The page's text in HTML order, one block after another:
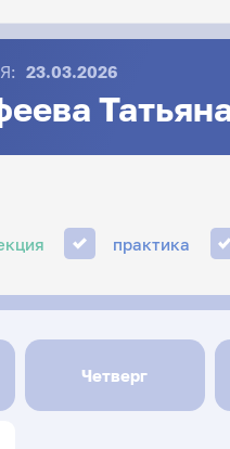
23.03.2026
практика
Четверг